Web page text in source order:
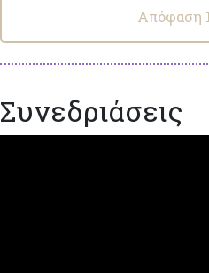
Απόφαση
Συνεδριάσεις